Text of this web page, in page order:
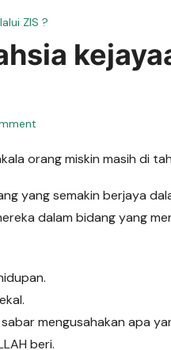
ZIS ?
orang miskin masih di
yang semakin berjaya
dalam bidang yang
mengusahakan apa
beri.